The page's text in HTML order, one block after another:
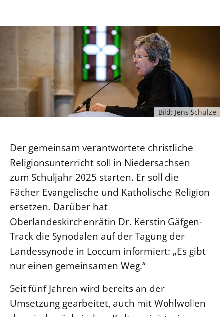
Bild: Jens Schulze
Der gemeinsam verantwortete christliche
Religionsunterricht soll in Niedersachsen
zum Schuljahr 2025 starten. Er soll die
Fächer Evangelische und Katholische Religion
ersetzen. Darüber hat
Oberlandeskirchenrätin Dr. Kerstin Gäfgen-
Track die Synodalen auf der Tagung der
Landessynode in Loccum informiert: „Es gibt
nur einen gemeinsamen Weg.“
Seit fünf Jahren wird bereits an der
Umsetzung gearbeitet, auch mit Wohlwollen
Personalausschuss
LANDESKIRCHENAMT
Willkommen
Kollegium
Abteilungen des Landeskirchenamts
Rechnungsprüfungsamt
Beschwerdestellen
Kirchenämter
Gleichstellung
Datenschutz
Geschäftsstelle Landessynode
LANDESSYNODE
27. Landessynode
Kontakt
Hintergrund
MITARBEIT
Lutherische Kirche
Glaubensbekenntnis
Positionen
Ökumene
Religionen
KLIMASCHUTZ
Nachhaltigkeit
Erneuerbare Energien
Mobilität
Naturschutz
Gebäude
Datenschutz
Barrierefreiheit
Freie Stellen
Service für Gemeinden
Suche